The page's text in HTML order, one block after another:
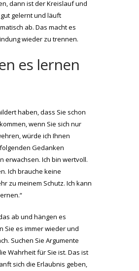
dann ist der Kreislauf und
gelernt und läuft
ab. Das macht es
wieder zu trennen.
es lernen
haben, dass Sie schon
wenn Sie sich nur
würde ich Ihnen
Gedanken
erwachsen. Ich bin wertvoll.
Ich brauche keine
zu meinem Schutz. Ich kann
ab und hängen es
Sie es immer wieder und
Suchen Sie Argumente
Wahrheit für Sie ist. Das ist
sich die Erlaubnis geben,